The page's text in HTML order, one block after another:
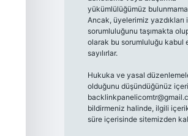
yükümlülüğümüz
Ancak, üyelerimiz yazdıkları
sorumluluğunu taşımakta
olarak bu sorumluluğu kabul
sayılırlar.
Hukuka ve yasal
olduğunu düşündüğünüz
bildirmeniz halinde, ilgili
süre içerisinde sitemizden